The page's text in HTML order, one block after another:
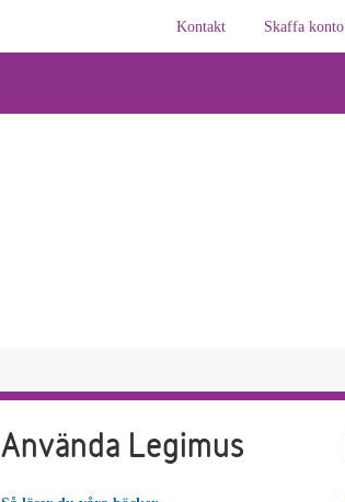
Kontakt
Skaffa konto
Använda Legimus